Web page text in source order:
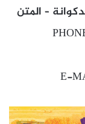
– المتن
E-